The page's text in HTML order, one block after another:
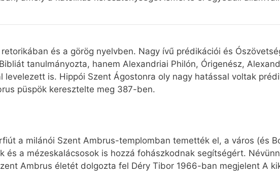
és a görög nyelvben. Nagy ívű prédikációi és
tanulmányozta, hanem Alexandriai Philón, Órigenész,
levelezett is. Hippói Szent Ágostonra oly nagy hatással voltak
püspök keresztelte meg 387-ben.
a milánói Szent Ambrus-templomban temették el, a város (és
és a mézeskalácsosok is hozzá fohászkodnak segítségért.
Ambrus életét dolgozta fel Déry Tibor 1966-ban megjelent A